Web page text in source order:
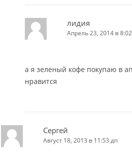
лидия
Апрель 23, 2014 в
а я зеленый кофе покупаю в
нравится
Сергей
Август 18, 2013 в 11:53 дп